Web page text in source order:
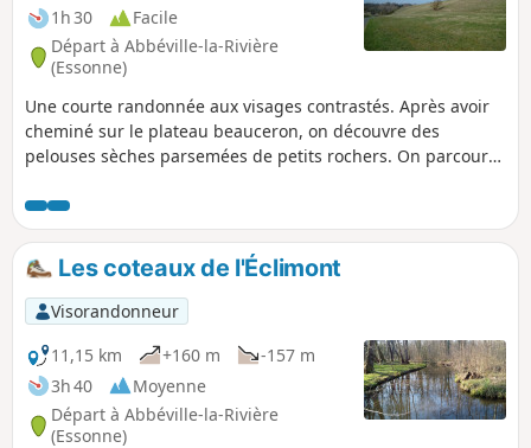
1h 30
Facile
Départ à Abbéville-la-Rivière
(Essonne)
Une courte randonnée aux visages contrastés. Après avoir
cheminé sur le plateau beauceron, on découvre des
pelouses sèches parsemées de petits rochers. On parcourt
Les coteaux de l'Éclimont
Visorandonneur
11,15 km
+160 m
-157 m
3h 40
Moyenne
Départ à Abbéville-la-Rivière
(Essonne)